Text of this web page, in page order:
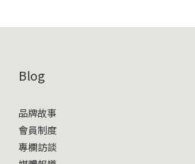
Blog
品牌故事
會員制度
專欄訪談